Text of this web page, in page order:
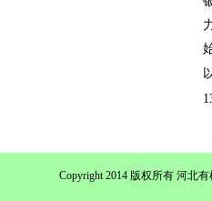
Copyright 2014 版权所有 河北